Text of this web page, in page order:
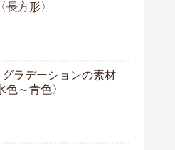
長方形〉
グラデーションの素材
色～青色〉